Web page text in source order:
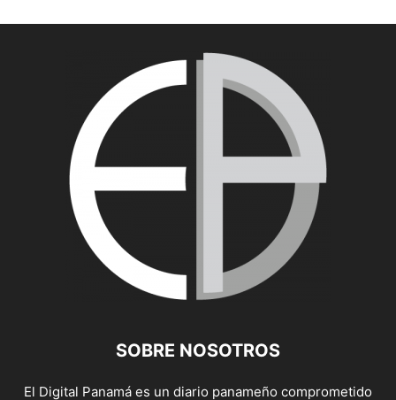
SOBRE NOSOTROS
El Digital Panamá es un diario panameño comprometido